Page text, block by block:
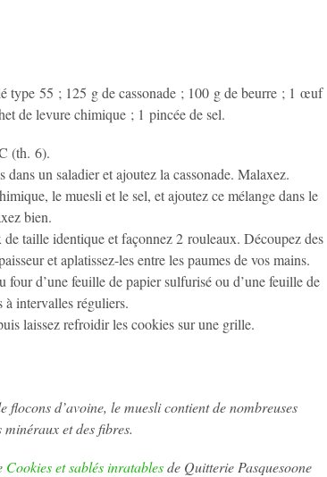
type 55 ; 125 g de cassonade ; 100 g de beurre ; 1 œuf
de levure chimique ; 1 pincée de sel.
(th. 6).
un saladier et ajoutez la cassonade. Malaxez.
le muesli et le sel, et ajoutez ce mélange dans le
bien.
de taille identique et façonnez 2 rouleaux. Découpez des
et aplatissez-les entre les paumes de vos mains.
four d’une feuille de papier sulfurisé ou d’une feuille de
à intervalles réguliers.
laissez refroidir les cookies sur une grille.
flocons d’avoine, le muesli contient de nombreuses
et des fibres.
Cookies et sablés inratablesde Quitterie Pasquesoone